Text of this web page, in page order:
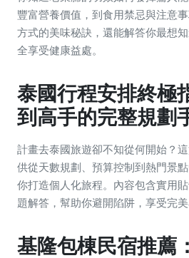
豐富營養價值，到食用禁忌與注意
方式的美味秘訣，還能解答你最想
全享受健康益處。
泰國行程安排終極
到高手的完整規劃
計畫去泰國旅遊卻不知從何開始？
供從天數規劃、預算控制到熱門景
你打造個人化旅程。內容包含實用
題解答，幫助你避開陷阱，享受完美
基隆包棟民宿推薦